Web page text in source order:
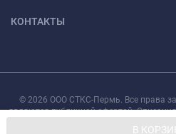
В
КОНТАКТЫ
© 2026 ООО СТКС-Пермь. Все права
являются публичной офертой.